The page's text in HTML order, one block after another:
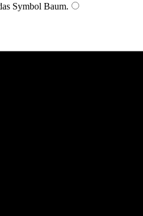
Symbol Baum.